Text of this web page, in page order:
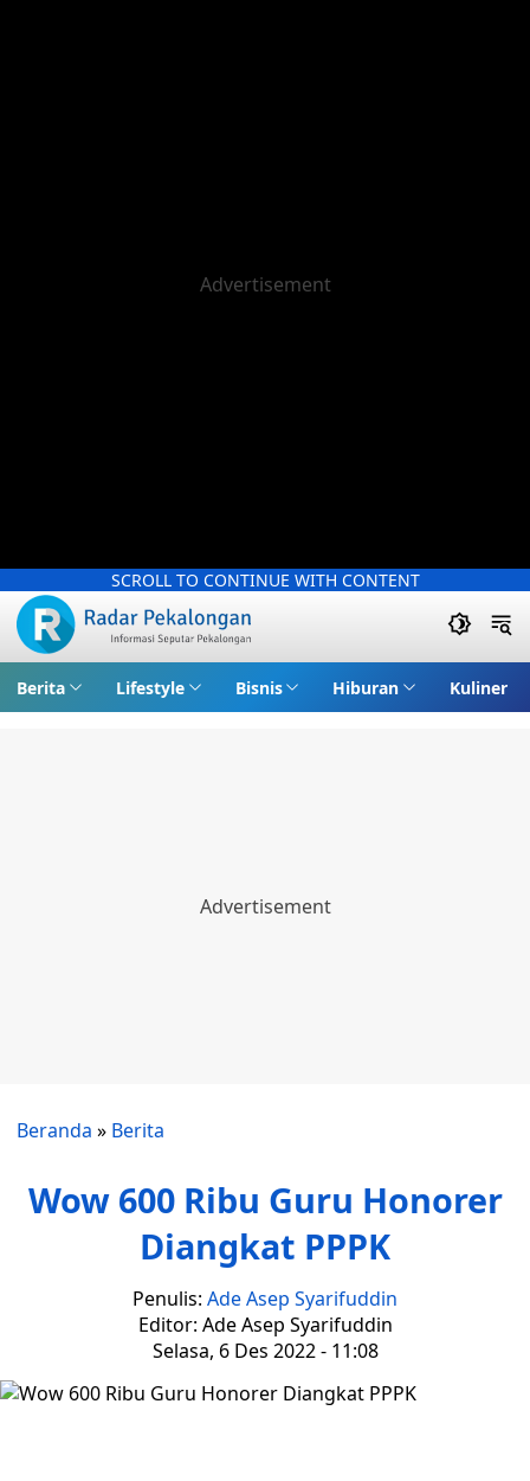
SCROLL TO CONTINUE WITH CONTENT
Berita Lifestyle Bisnis Hiburan Kuliner
Beranda » Berita
Wow 600 Ribu Guru Honorer
Diangkat PPPK
Penulis: Ade Asep Syarifuddin
Editor: Ade Asep Syarifuddin
Selasa, 6 Des 2022 - 11:08